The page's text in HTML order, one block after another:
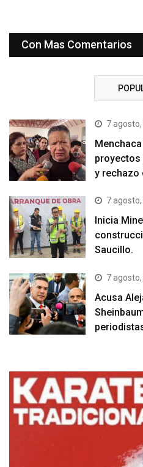
Con Mas Comentarios
7
y rechazo
7
Inicia
Saucillo.
7
Acusa